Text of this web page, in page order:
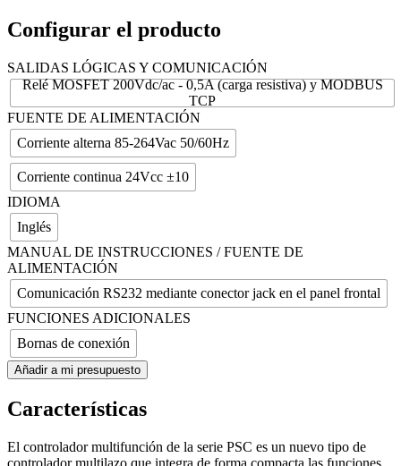
Configurar el producto
SALIDAS LÓGICAS Y COMUNICACIÓN
Relé MOSFET 200Vdc/ac - 0,5A (carga resistiva) y MODBUS
TCP
FUENTE DE ALIMENTACIÓN
Corriente alterna 85-264Vac 50/60Hz
Corriente continua 24Vcc ±10
IDIOMA
Inglés
MANUAL DE INSTRUCCIONES / FUENTE DE
ALIMENTACIÓN
Comunicación RS232 mediante conector jack en el panel frontal
FUNCIONES ADICIONALES
Bornas de conexión
Añadir a mi presupuesto
Características
El controlador multifunción de la serie PSC es un nuevo tipo de
controlador multilazo que integra de forma compacta las funciones